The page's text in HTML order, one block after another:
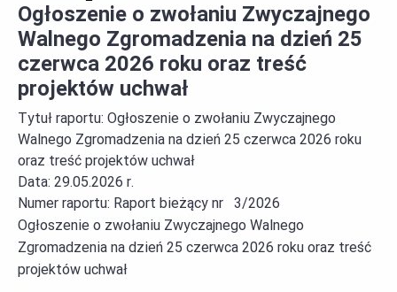
Ogłoszenie o zwołaniu Zwyczajnego
Walnego Zgromadzenia na dzień 25
czerwca 2026 roku oraz treść
projektów uchwał
Tytuł raportu: Ogłoszenie o zwołaniu Zwyczajnego
Walnego Zgromadzenia na dzień 25 czerwca 2026 roku
oraz treść projektów uchwał
Data: 29.05.2026 r.
Numer raportu: Raport bieżący nr 3/2026
Ogłoszenie o zwołaniu Zwyczajnego Walnego
Zgromadzenia na dzień 25 czerwca 2026 roku oraz treść
projektów uchwał